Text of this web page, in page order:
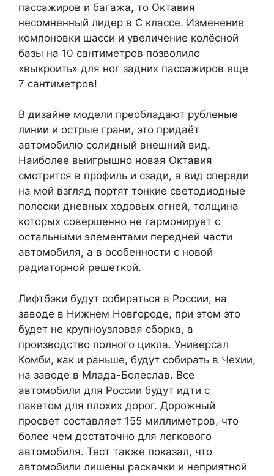
пассажиров и багажа, то Октавия
несомненный лидер в С классе. Изменение
компоновки шасси и увеличение колёсной
базы на 10 сантиметров позволило
«выкроить» для ног задних пассажиров еще
7 сантиметров!
В дизайне модели преобладают рубленые
линии и острые грани, это придаёт
автомобилю солидный внешний вид.
Наиболее выигрышно новая Октавия
смотрится в профиль и сзади, а вид спереди
на мой взгляд портят тонкие светодиодные
полоски дневных ходовых огней, толщина
которых совершенно не гармонирует с
остальными элементами передней части
автомобиля, а в особенности с новой
радиаторной решеткой.
Лифтбэки будут собираться в России, на
заводе в Нижнем Новгороде, при этом это
будет не крупноузловая сборка, а
производство полного цикла. Универсал
Комби, как и раньше, будут собирать в Чехии,
на заводе в Млада-Болеслав. Все
автомобили для России будут идти с
пакетом для плохих дорог. Дорожный
просвет составляет 155 миллиметров, что
более чем достаточно для легкового
автомобиля. Тест также показал, что
автомобили лишены раскачки и неприятной